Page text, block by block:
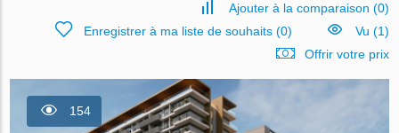
Ajouter à la comparaison (0)
Enregistrer à ma liste de souhaits(0)
Vu (1)
Offrir votre prix
154